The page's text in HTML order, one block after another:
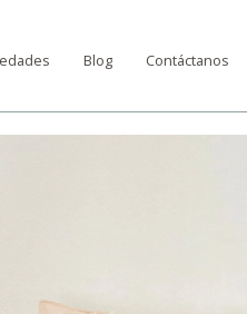
Blog Contáctanos